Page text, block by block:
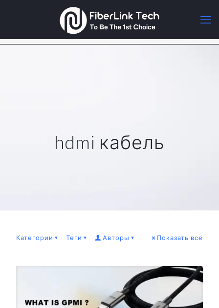
hdmi кабель
Категории Теги Авторы Показать все